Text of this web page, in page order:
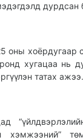
дурдсан
оны хоёрдугаар
хугацаа нь
татах ажээ.
хэмжээний”